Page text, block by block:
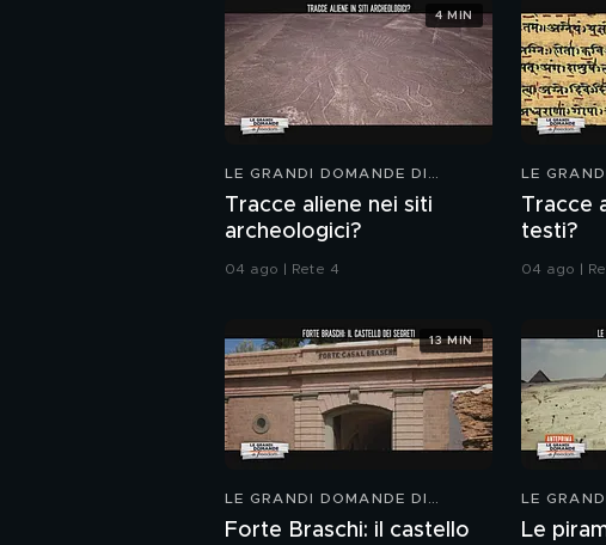
LE GRANDI DOMANDE DI
Tracce aliene nei siti
archeologici?
04 ago | Rete 4
4 MIN
LE
Tracce
testi?
04 ago |
LE GRANDI DOMANDE DI
Forte Braschi: il castello
13 MIN
LE
Le